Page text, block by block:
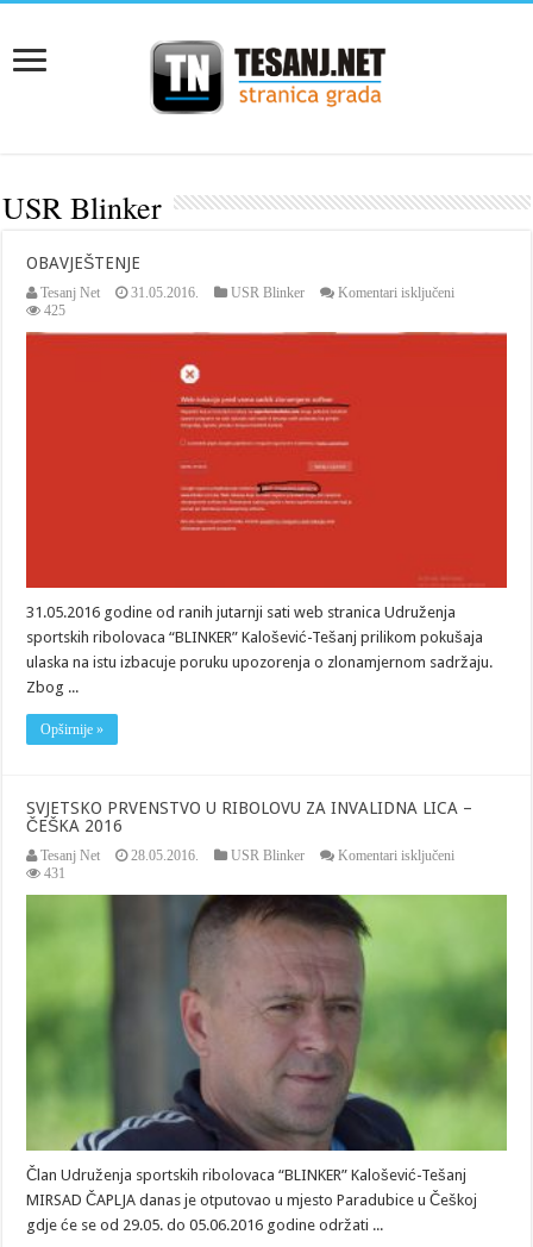
USR Blinker
OBAVJEŠTENJE
Tesanj Net 31.05.2016. USR Blinker Komentari isključeni
425
31.05.2016 godine od ranih jutarnji sati web stranica Udruženja
sportskih ribolovaca “BLINKER” Kalošević-Tešanj prilikom pokušaja
ulaska na istu izbacuje poruku upozorenja o zlonamjernom sadržaju.
Zbog ...
Opširnije »
SVJETSKO PRVENSTVO U RIBOLOVU ZA INVALIDNA LICA –
ČEŠKA 2016
Tesanj Net 28.05.2016. USR Blinker Komentari isključeni
LICA
431
Član Udruženja sportskih ribolovaca “BLINKER” Kalošević-Tešanj
MIRSAD ČAPLJA danas je otputovao u mjesto Paradubice u Češkoj
gdje će se od 29.05. do 05.06.2016 godine održati ...